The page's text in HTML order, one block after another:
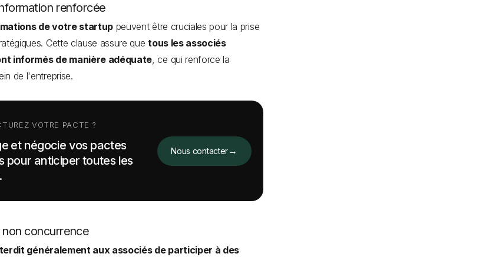
renforcée
de votre startup peuvent être cruciales pour la prise
Cette clause assure quetous les associés
informés de manière adéquate, ce qui renforce la
de l'entreprise.
VOTRE PACTE ?
et négocie vos pactes
pour anticiper toutes les
Nous contacter→
non concurrence
généralement aux associés de participer à des